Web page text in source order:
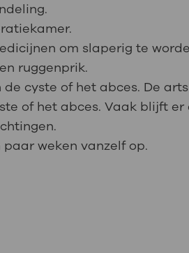
om slaperig te
ruggenprik.
cyste of het abces. De
of het abces. Vaak blijft
weken vanzelf op.